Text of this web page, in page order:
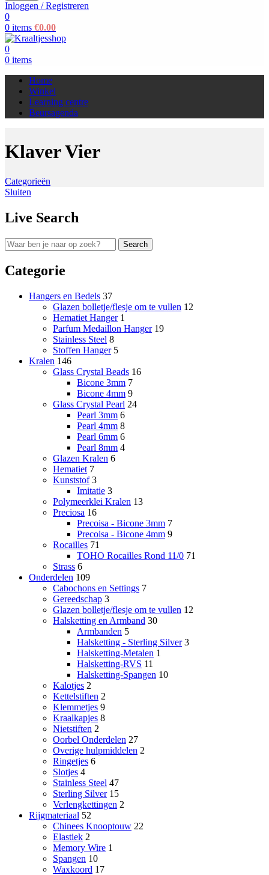
Inloggen / Registreren
0
0 items €0.00
0
0 items
Home
Winkel
Learning centre
Beursagenda
Klaver Vier
Categorieën
Sluiten
Live Search
Search
Categorie
Hangers en Bedels 37
Glazen bolletje/flesje om te vullen 12
Hematiet Hanger 1
Parfum Medaillon Hanger 19
Stainless Steel 8
Stoffen Hanger 5
Kralen 146
Glass Crystal Beads 16
Bicone 3mm 7
Bicone 4mm 9
Glass Crystal Pearl 24
Pearl 3mm 6
Pearl 4mm 8
Pearl 6mm 6
Pearl 8mm 4
Glazen Kralen 6
Hematiet 7
Kunststof 3
Imitatie 3
Polymeerklei Kralen 13
Preciosa 16
Precoisa - Bicone 3mm 7
Precoisa - Bicone 4mm 9
Rocailles 71
TOHO Rocailles Rond 11/0 71
Strass 6
Onderdelen 109
Cabochons en Settings 7
Gereedschap 3
Glazen bolletje/flesje om te vullen 12
Halsketting en Armband 30
Armbanden 5
Halsketting - Sterling Silver 3
Halsketting-Metalen 1
Halsketting-RVS 11
Halsketting-Spangen 10
Kalotjes 2
Kettelstiften 2
Klemmetjes 9
Kraalkapjes 8
Nietstiften 2
Oorbel Onderdelen 27
Overige hulpmiddelen 2
Ringetjes 6
Slotjes 4
Stainless Steel 47
Sterling Silver 15
Verlengkettingen 2
Rijgmateriaal 52
Chinees Knooptouw 22
Elastiek 2
Memory Wire 1
Spangen 10
Waxkoord 17